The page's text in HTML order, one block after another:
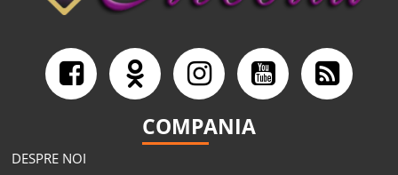
COMPANIA
DESPRE NOI